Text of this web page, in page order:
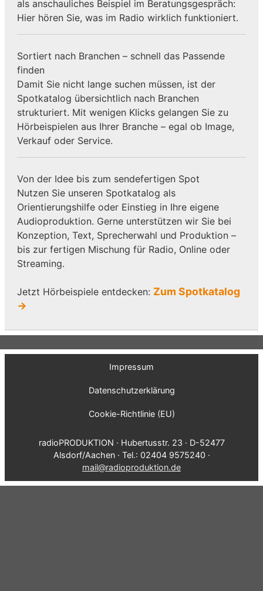
als anschauliches Beispiel im Beratungsgespräch:
Hier hören Sie, was im Radio wirklich funktioniert.
Sortiert nach Branchen – schnell das Passende
finden
Damit Sie nicht lange suchen müssen, ist der
Spotkatalog übersichtlich nach Branchen
strukturiert. Mit wenigen Klicks gelangen Sie zu
Hörbeispielen aus Ihrer Branche – egal ob Image,
Verkauf oder Service.
Von der Idee bis zum sendefertigen Spot
Nutzen Sie unseren Spotkatalog als
Orientierungshilfe oder Einstieg in Ihre eigene
Audioproduktion. Gerne unterstützen wir Sie bei
Konzeption, Text, Sprecherwahl und Produktion –
bis zur fertigen Mischung für Radio, Online oder
Streaming.
Jetzt Hörbeispiele entdecken: Zum Spotkatalog
→
Impressum
Datenschutzerklärung
Cookie-Richtlinie (EU)
radioPRODUKTION · Hubertusstr. 23 · D-52477
Alsdorf/Aachen · Tel.: 02404 9575240 ·
mail@radioproduktion.de